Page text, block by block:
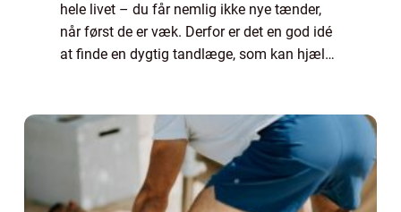
hele livet – du får nemlig ikke nye tænder,
når først de er væk. Derfor er det en god idé
at finde en dygtig tandlæge, som kan hjælpe